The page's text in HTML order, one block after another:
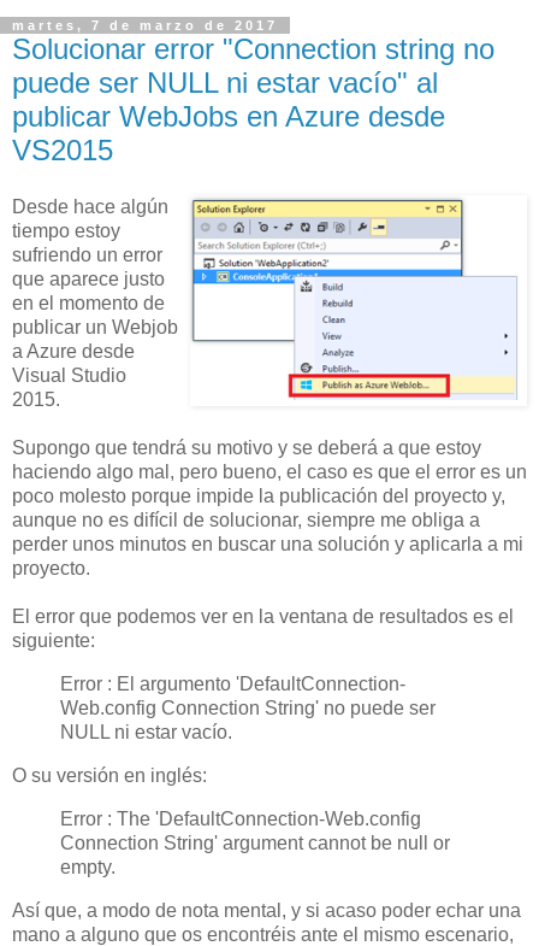
martes, 7 de marzo de 2017
Solucionar error "Connection string no
puede ser NULL ni estar vacío" al
publicar WebJobs en Azure desde
VS2015
Desde hace algún
tiempo estoy
sufriendo un error
que aparece justo
en el momento de
publicar un Webjob
a Azure desde
Visual Studio
2015.
Supongo que tendrá su motivo y se deberá a que estoy
haciendo algo mal, pero bueno, el caso es que el error es un
poco molesto porque impide la publicación del proyecto y,
aunque no es difícil de solucionar, siempre me obliga a
perder unos minutos en buscar una solución y aplicarla a mi
proyecto.
El error que podemos ver en la ventana de resultados es el
siguiente:
Error : El argumento 'DefaultConnection-
Web.config Connection String' no puede ser
NULL ni estar vacío.
O su versión en inglés:
Error : The 'DefaultConnection-Web.config
Connection String' argument cannot be null or
empty.
Así que, a modo de nota mental, y si acaso poder echar una
mano a alguno que os encontréis ante el mismo escenario,